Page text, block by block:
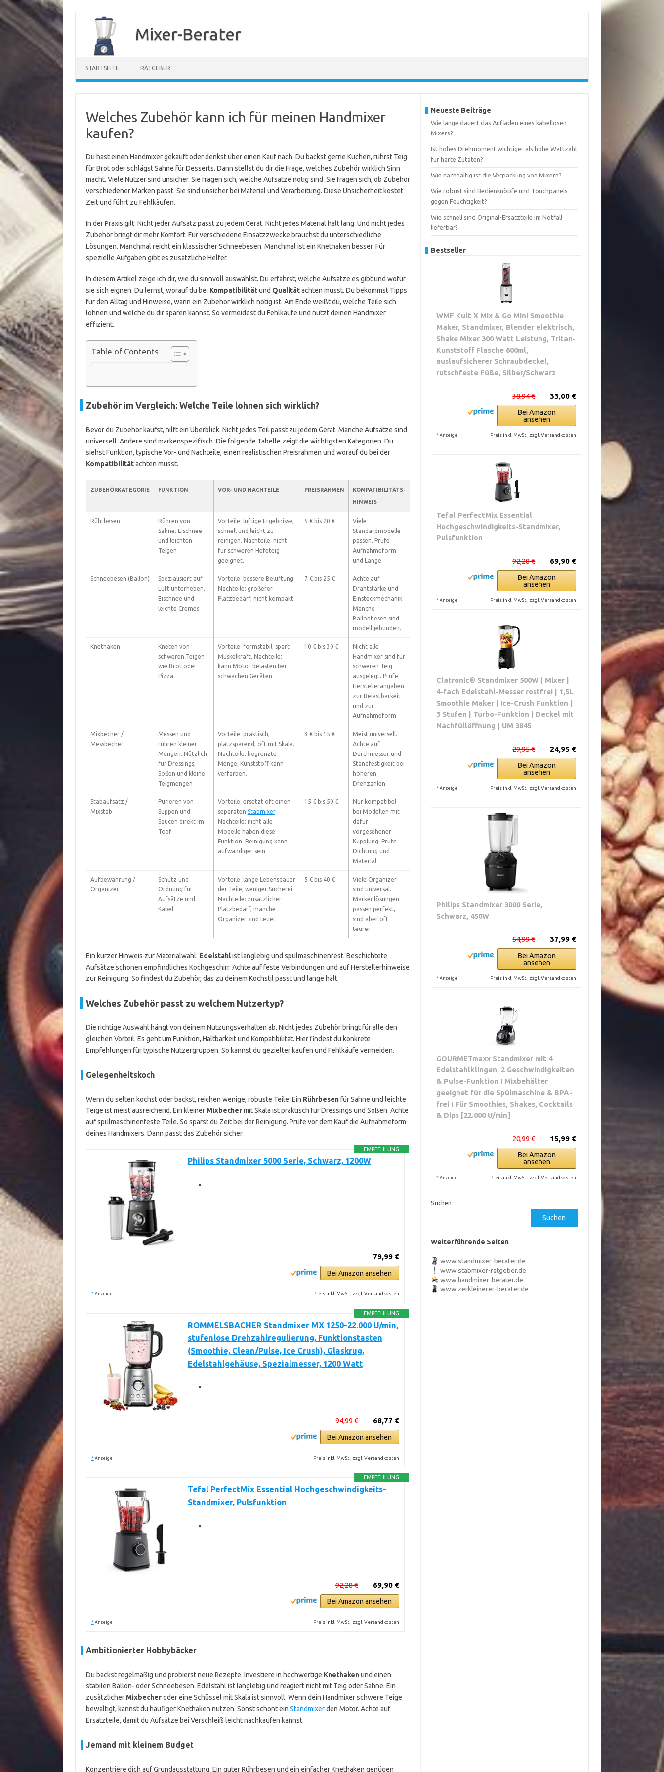
springen
Mixer-Berater
STARTSEITE RATGEBER
Welches Zubehör kann ich für meinen Handmixer
kaufen?
Du hast einen Handmixer gekauft oder denkst über einen Kauf nach. Du backst gerne Kuchen, rührst Teig
für Brot oder schlägst Sahne für Desserts. Dann stellst du dir die Frage, welches Zubehör wirklich Sinn
macht. Viele Nutzer sind unsicher. Sie fragen sich, welche Aufsätze nötig sind. Sie fragen sich, ob Zubehör
verschiedener Marken passt. Sie sind unsicher bei Material und Verarbeitung. Diese Unsicherheit kostet
Zeit und führt zu Fehlkäufen.
In der Praxis gilt: Nicht jeder Aufsatz passt zu jedem Gerät. Nicht jedes Material hält lang. Und nicht jedes
Zubehör bringt dir mehr Komfort. Für verschiedene Einsatzzwecke brauchst du unterschiedliche
Lösungen. Manchmal reicht ein klassischer Schneebesen. Manchmal ist ein Knethaken besser. Für
spezielle Aufgaben gibt es zusätzliche Helfer.
In diesem Artikel zeige ich dir, wie du sinnvoll auswählst. Du erfährst, welche Aufsätze es gibt und wofür
sie sich eignen. Du lernst, worauf du bei Kompatibilitätund Qualitätachten musst. Du bekommst Tipps
für den Alltag und Hinweise, wann ein Zubehör wirklich nötig ist. Am Ende weißt du, welche Teile sich
lohnen und welche du dir sparen kannst. So vermeidest du Fehlkäufe und nutzt deinen Handmixer
effizient.
Table of Contents
Zubehör im Vergleich: Welche Teile lohnen sich wirklich?
Bevor du Zubehör kaufst, hilft ein Überblick. Nicht jedes Teil passt zu jedem Gerät. Manche Aufsätze sind
universell. Andere sind markenspezifisch. Die folgende Tabelle zeigt die wichtigsten Kategorien. Du
siehst Funktion, typische Vor- und Nachteile, einen realistischen Preisrahmen und worauf du bei der
Kompatibilitätachten musst.
ZUBEHÖRKATEGORIE FUNKTION VOR- UND NACHTEILE PREISRAHMEN
KOMPATIBILITÄTS-
HINWEIS
Rührbesen
Rühren von
Sahne, Eischnee
und leichten
Teigen
Vorteile: luftige Ergebnisse,
schnell und leicht zu
reinigen. Nachteile: nicht
für schweren Hefeteig
geeignet.
5 € bis 20 €
Viele
Standardmodelle
passen. Prüfe
Aufnahmeform
und Länge.
Schneebesen (Ballon)
Spezialisiert auf
Luft unterheben,
Eischnee und
leichte Cremes
Vorteile: bessere Belüftung.
Nachteile: größerer
Platzbedarf, nicht kompakt.
7 € bis 25 €
Achte auf
Drahtstärke und
Einsteckmechanik.
Manche
Ballonbesen sind
modellgebunden.
Knethaken
Kneten von
schweren Teigen
wie Brot oder
Pizza
Vorteile: formstabil, spart
Muskelkraft. Nachteile:
kann Motor belasten bei
schwachen Geräten.
10 € bis 30 €
Nicht alle
Handmixer sind für
schweren Teig
ausgelegt. Prüfe
Herstellerangaben
zur Belastbarkeit
und zur
Aufnahmeform.
Mixbecher /
Messbecher
Messen und
rühren kleiner
Mengen. Nützlich
für Dressings,
Soßen und kleine
Teigmengen
Vorteile: praktisch,
platzsparend, oft mit Skala.
Nachteile: begrenzte
Menge, Kunststoff kann
verfärben.
3 € bis 15 €
Meist universell.
Achte auf
Durchmesser und
Standfestigkeit bei
höheren
Drehzahlen.
Stabaufsatz /
Mixstab
Pürieren von
Suppen und
Saucen direkt im
Topf
Vorteile: ersetzt oft einen
separaten Stabmixer.
Nachteile: nicht alle
Modelle haben diese
Funktion. Reinigung kann
aufwändiger sein.
15 € bis 50 €
Nur kompatibel
bei Modellen mit
dafür
vorgesehener
Kupplung. Prüfe
Dichtung und
Material.
Aufbewahrung /
Organizer
Schutz und
Ordnung für
Aufsätze und
Kabel
Vorteile: lange Lebensdauer
der Teile, weniger Sucherei.
Nachteile: zusätzlicher
Platzbedarf, manche
Organizer sind teuer.
5 € bis 40 €
Viele Organizer
sind universal.
Markenlösungen
passen perfekt,
sind aber oft
teurer.
Ein kurzer Hinweis zur Materialwahl: Edelstahlist langlebig und spülmaschinenfest. Beschichtete
Aufsätze schonen empfindliches Kochgeschirr. Achte auf feste Verbindungen und auf Herstellerhinweise
zur Reinigung. So findest du Zubehör, das zu deinem Kochstil passt und lange hält.
Welches Zubehör passt zu welchem Nutzertyp?
Die richtige Auswahl hängt von deinem Nutzungsverhalten ab. Nicht jedes Zubehör bringt für alle den
gleichen Vorteil. Es geht um Funktion, Haltbarkeit und Kompatibilität. Hier findest du konkrete
Empfehlungen für typische Nutzergruppen. So kannst du gezielter kaufen und Fehlkäufe vermeiden.
Gelegenheitskoch
Wenn du selten kochst oder backst, reichen wenige, robuste Teile. Ein Rührbesenfür Sahne und leichte
Teige ist meist ausreichend. Ein kleiner Mixbechermit Skala ist praktisch für Dressings und Soßen. Achte
auf spülmaschinenfeste Teile. So sparst du Zeit bei der Reinigung. Prüfe vor dem Kauf die Aufnahmeform
deines Handmixers. Dann passt das Zubehör sicher.
EMPFEHLUNG
Philips Standmixer 5000 Serie, Schwarz, 1200W
79,99 €
Bei Amazon ansehen
* Anzeige Preis inkl. MwSt., zzgl. Versandkosten
EMPFEHLUNG
ROMMELSBACHER Standmixer MX 1250-22.000 U/min,
stufenlose Drehzahlregulierung, Funktionstasten
(Smoothie, Clean/Pulse, Ice Crush), Glaskrug,
Edelstahlgehäuse, Spezialmesser, 1200 Watt
68,77 €
94,99 €
Bei Amazon ansehen
* Anzeige Preis inkl. MwSt., zzgl. Versandkosten
EMPFEHLUNG
Tefal PerfectMix Essential Hochgeschwindigkeits-
Standmixer, Pulsfunktion
69,90 €
92,28 €
Bei Amazon ansehen
* Anzeige Preis inkl. MwSt., zzgl. Versandkosten
Ambitionierter Hobbybäcker
Du backst regelmäßig und probierst neue Rezepte. Investiere in hochwertige Knethakenund einen
stabilen Ballon- oder Schneebesen. Edelstahl ist langlebig und reagiert nicht mit Teig oder Sahne. Ein
zusätzlicher Mixbecheroder eine Schüssel mit Skala ist sinnvoll. Wenn dein Handmixer schwere Teige
bewältigt, kannst du häufiger Knethaken nutzen. Sonst schont ein Standmixerden Motor. Achte auf
Ersatzteile, damit du Aufsätze bei Verschleiß leicht nachkaufen kannst.
Jemand mit kleinem Budget
Konzentriere dich auf Grundausstattung. Ein guter Rührbesen und ein einfacher Knethaken genügen
Neueste Beiträge
Wie lange dauert das Aufladen eines kabellosen
Mixers?
Ist hohes Drehmoment wichtiger als hohe Wattzahl
für harte Zutaten?
Wie nachhaltig ist die Verpackung von Mixern?
Wie robust sind Bedienknöpfe und Touchpanels
gegen Feuchtigkeit?
Wie schnell sind Original-Ersatzteile im Notfall
lieferbar?
Bestseller
WMF Kult X Mix & Go Mini Smoothie
Maker, Standmixer, Blender elektrisch,
Shake Mixer 300 Watt Leistung, Tritan-
Kunststoff Flasche 600ml,
auslaufsicherer Schraubdeckel,
rutschfeste Füße, Silber/Schwarz
33,00 €
38,94 €
Bei Amazon
ansehen
* Anzeige Preis inkl. MwSt., zzgl. Versandkosten
Tefal PerfectMix Essential
Hochgeschwindigkeits-Standmixer,
Pulsfunktion
69,90 €
92,28 €
Bei Amazon
ansehen
* Anzeige Preis inkl. MwSt., zzgl. Versandkosten
Clatronic® Standmixer 500W | Mixer |
4-fach Edelstahl-Messer rostfrei | 1,5L
Smoothie Maker | Ice-Crush Funktion |
3 Stufen | Turbo-Funktion | Deckel mit
Nachfüllöffnung | UM 3845
24,95 €
29,95 €
Bei Amazon
ansehen
* Anzeige Preis inkl. MwSt., zzgl. Versandkosten
Philips Standmixer 3000 Serie,
Schwarz, 450W
37,99 €
54,99 €
Bei Amazon
ansehen
* Anzeige Preis inkl. MwSt., zzgl. Versandkosten
GOURMETmaxx Standmixer mit 4
Edelstahlklingen, 2 Geschwindigkeiten
& Pulse-Funktion I Mixbehälter
geeignet für die Spülmaschine & BPA-
frei I Für Smoothies, Shakes, Cocktails
& Dips [22.000 U/min]
15,99 €
20,99 €
Bei Amazon
ansehen
* Anzeige Preis inkl. MwSt., zzgl. Versandkosten
Suchen
Suchen
Weiterführende Seiten
www.standmixer-berater.de
www.stabmixer-ratgeber.de
www.handmixer-berater.de
www.zerkleinerer-berater.de